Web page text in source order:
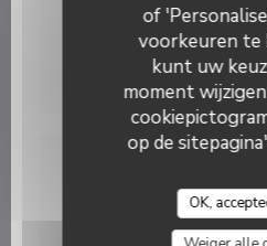
of
voorkeuren te
kunt uw
moment
op de
OK,
Pinot Noir de Bourgogne
2024
8,50